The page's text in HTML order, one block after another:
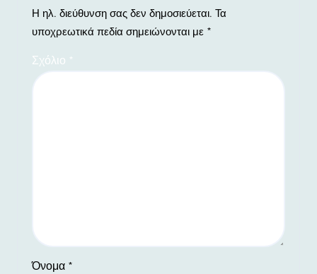
Η ηλ. διεύθυνση σας δεν δημοσιεύεται. Τα
υποχρεωτικά πεδία σημειώνονται με *
Σχόλιο *
Όνομα *